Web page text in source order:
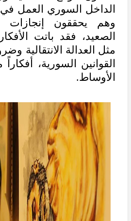
الداخل السوري العمل
وهم يحققون
الصعيد، فقد باتت
مثل العدالة الانتقالية
القوانين السورية،
الأوساط.